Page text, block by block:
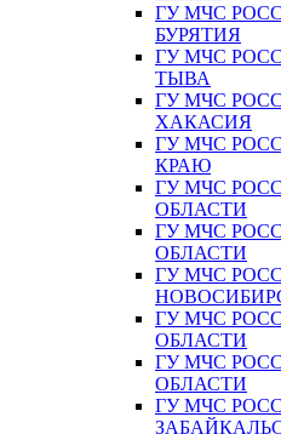
ГУ МЧС
БУРЯТИЯ
ГУ МЧС
ТЫВА
ГУ МЧС
ХАКАСИЯ
ГУ МЧС
КРАЮ
ГУ МЧС
ОБЛАСТИ
ГУ МЧС
ОБЛАСТИ
ГУ МЧС
ГУ МЧС
ОБЛАСТИ
ГУ МЧС
ОБЛАСТИ
ГУ МЧС